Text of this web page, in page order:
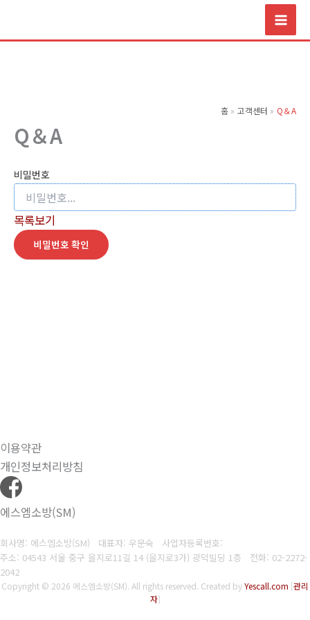
츠
홈 고객센터 Q＆A
Q＆A
비밀번호
목록보기
비밀번호 확인
이용약관
개인정보처리방침
에스엠소방(SM)
회사명: 에스엠소방(SM) 대표자: 우문숙 사업자등록번호:
주소: 04543 서울 중구 을지로11길 14 (을지로3가) 광덕빌딩 1층 전화: 02-2272-
2042
Copyright © 2026 에스엠소방(SM). All rights reserved. Created byYescall.com [관리
자]